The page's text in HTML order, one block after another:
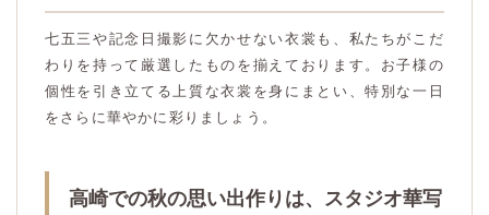
七五三や記念日撮影に欠かせない衣裳も、私たちがこだ
わりを持って厳選したものを揃えております。お子様の
個性を引き立てる上質な衣裳を身にまとい、特別な一日
をさらに華やかに彩りましょう。
高崎での秋の思い出作りは、スタジオ華写